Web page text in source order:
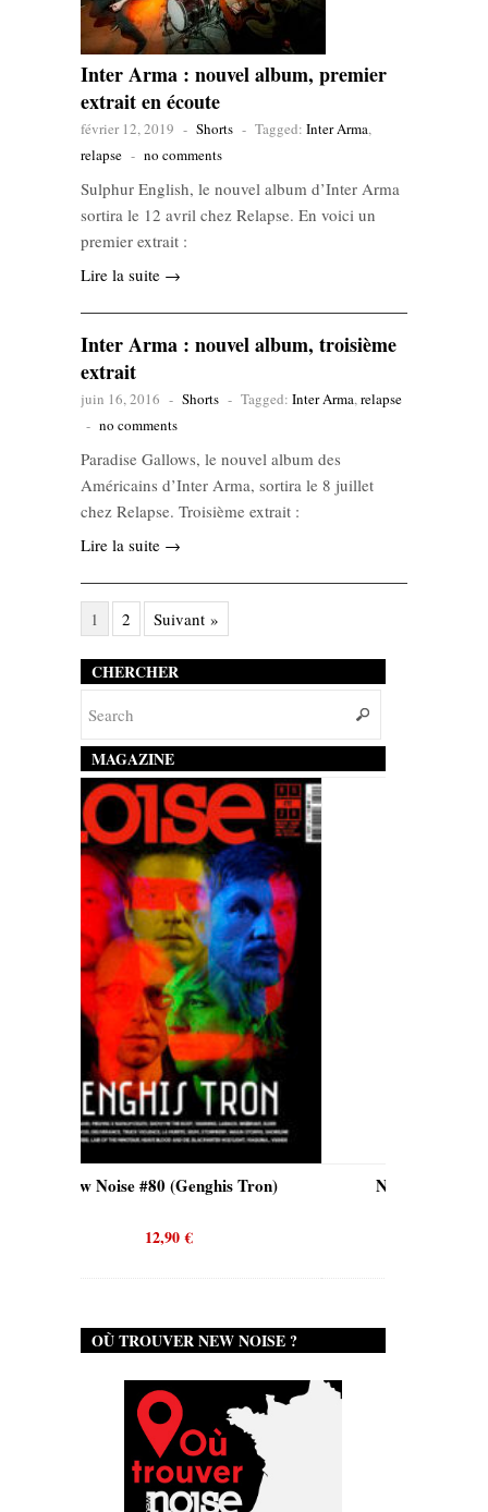
Inter Arma : nouvel album, premier
extrait en écoute
février 12, 2019 - Shorts - Tagged: Inter Arma,
relapse - no comments
Sulphur English, le nouvel album d’Inter Arma
sortira le 12 avril chez Relapse. En voici un
premier extrait :
Lire la suite →
Inter Arma : nouvel album, troisième
extrait
juin 16, 2016 - Shorts - Tagged: Inter Arma,relapse
- no comments
Paradise Gallows, le nouvel album des
Américains d’Inter Arma, sortira le 8 juillet
chez Relapse. Troisième extrait :
Lire la suite →
1 2 Suivant »
CHERCHER
MAGAZINE
New Noise #80 (Quicksand)
OÙ TROUVER NEW NOISE ?